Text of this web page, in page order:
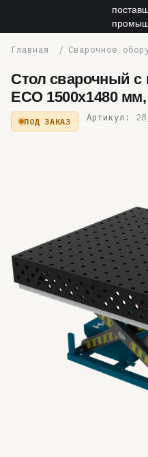
Сварочное
Стол сварочный с
ECO 1500x1480
ПОД ЗАКАЗ Артикул: